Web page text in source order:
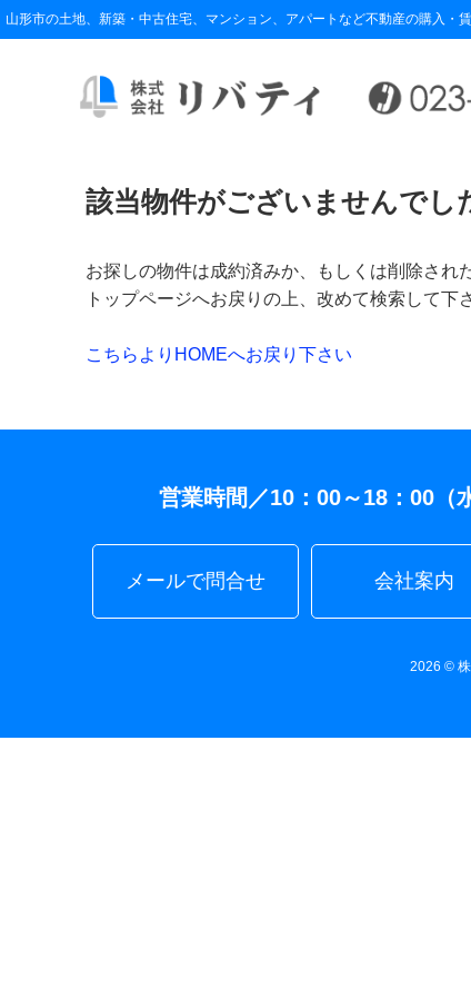
山形市の土地、新築・中古住宅、マンション、アパートなど不動産の購入・
該当物件がございませんでし
お探しの物件は成約済みか、もしくは削除され
トップページへお戻りの上、改めて検索して下
こちらよりHOMEへお戻り下さい